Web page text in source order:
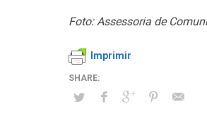
Foto: Assessoria de
Imprimir